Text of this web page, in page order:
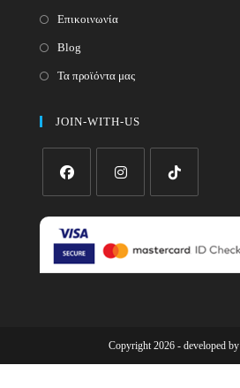
Επικοινωνία
Blog
Τα προϊόντα μας
JOIN-WITH-US
new
new
a
new
Copyright 2026 - developed by